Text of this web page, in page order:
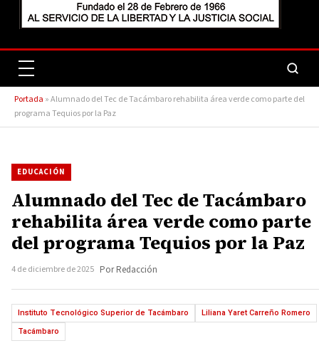
Portada »Alumnado del Tec de Tacámbaro rehabilita área verde como parte del
programa Tequios por la Paz
EDUCACIÓN
Alumnado del Tec de Tacámbaro
rehabilita área verde como parte
del programa Tequios por la Paz
4 de diciembre de 2025 Por Redacción
Instituto Tecnológico Superior de Tacámbaro
Liliana Yaret Carreño Romero
Tacámbaro